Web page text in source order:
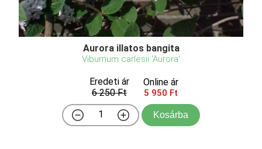
Aurora illatos bangita
Viburnum carlesii 'Aurora'
Eredeti ár
6 250 Ft
Online ár
5 950 Ft
Kosárba